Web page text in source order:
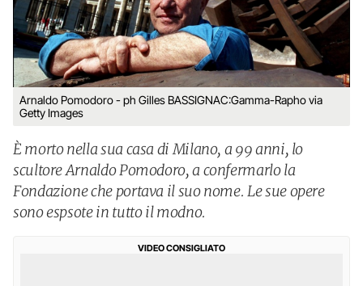
Arnaldo Pomodoro - ph Gilles BASSIGNAC:Gamma-Rapho via
Getty Images
È morto nella sua casa di Milano, a 99 anni, lo
scultore Arnaldo Pomodoro, a confermarlo la
Fondazione che portava il suo nome. Le sue opere
sono espsote in tutto il modno.
VIDEO CONSIGLIATO